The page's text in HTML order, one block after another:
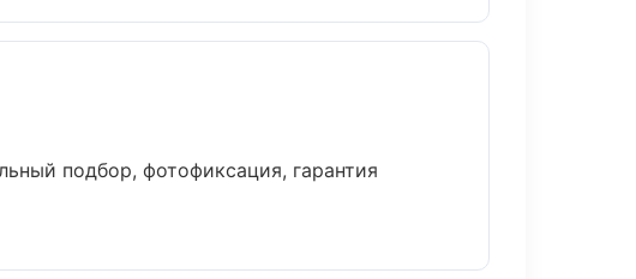
подбор, фотофиксация, гарантия